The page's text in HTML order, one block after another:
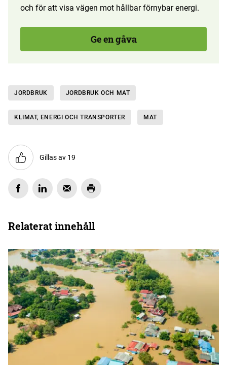
och för att visa vägen mot hållbar förnybar energi.
Ge en gåva
JORDBRUK JORDBRUK OCH MAT
KLIMAT, ENERGI OCH TRANSPORTER MAT
Gillas av 19
Relaterat innehåll